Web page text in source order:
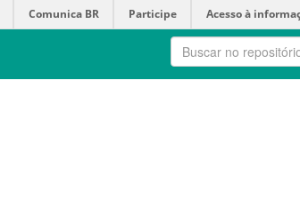
Comunica BR Participe Acesso à